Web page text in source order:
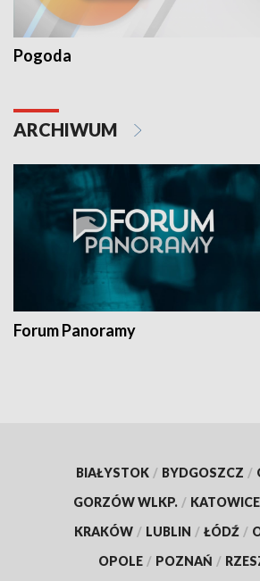
Pogoda
ARCHIWUM
Forum Panoramy
BIAŁYSTOK / BYDGOSZCZ /
GORZÓW WLKP. / KATOWICE
KRAKÓW / LUBLIN / ŁÓDŹ /
OPOLE / POZNAŃ /